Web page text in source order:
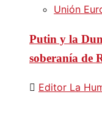
Unión
Putin y la
soberanía de
Editor La